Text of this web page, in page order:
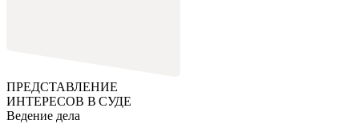
ПРЕДСТАВЛЕНИЕ
ИНТЕРЕСОВ В СУДЕ
Ведение дела